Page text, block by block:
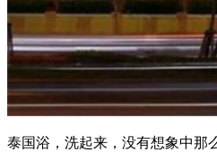
泰国浴，洗起来，没有想象中那